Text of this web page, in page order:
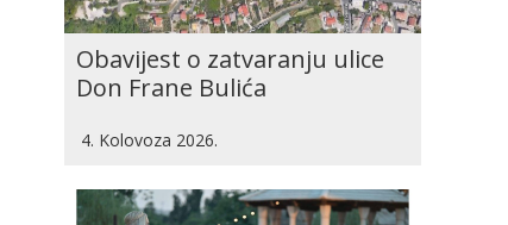
Obavijest o zatvaranju ulice
Don Frane Bulića
4. Kolovoza 2026.